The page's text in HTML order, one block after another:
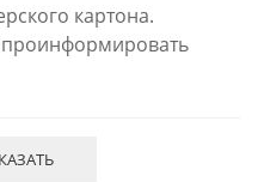
картона.